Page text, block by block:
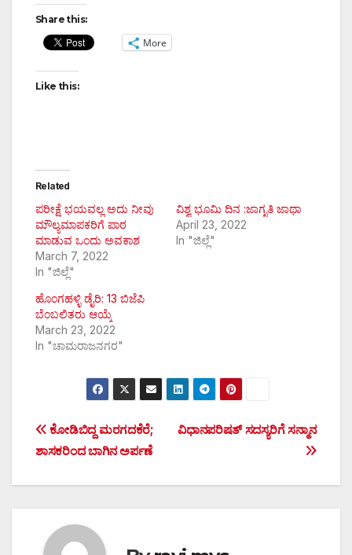
Share this:
More
Like this:
Related
ಪರೀಕ್ಷೆ ಭಯವಲ್ಲ ಅದು ನೀವು
ಮೌಲ್ಯಮಾಪಕರಿಗೆ ಪಾಠ
ಮಾಡುವ ಒಂದು ಅವಕಾಶ
March 7, 2022
In "ಜಿಲ್ಲೆ"
ವಿಶ್ವ ಭೂಮಿ ದಿನ :ಜಾಗೃತಿ ಜಾಥಾ
April 23, 2022
In "ಜಿಲ್ಲೆ"
ಹೊಂಗಹಳ್ಳಿ ಡೈರಿ: 13 ಬಿಜೆಪಿ
ಬೆಂಬಲಿತರು ಆಯ್ಕೆ
March 23, 2022
In "ಚಾಮರಾಜನಗರ"
Post
ವಿಧಾನಪರಿಷತ್ ಸದಸ್ಯರಿಗೆ ಸನ್ಮಾನ
ಕೋಡಿಬಿದ್ದ ಮರಗದಕೆರೆ;
ಶಾಸಕರಿಂದ ಬಾಗಿನ ಅರ್ಪಣೆ